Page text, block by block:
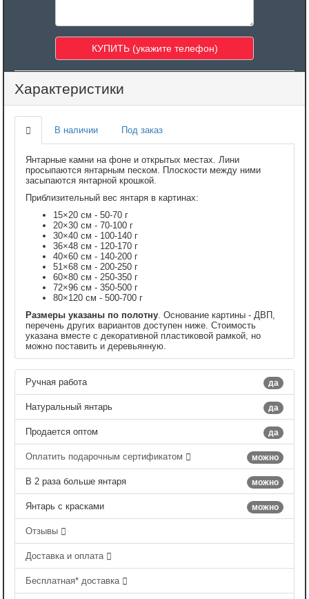
Характеристики
В наличии Под заказ
Янтарные камни на фоне и открытых местах. Лини
просыпаются янтарным песком. Плоскости между ними
засыпаются янтарной крошкой.
Приблизительный вес янтаря в картинах:
15×20 см - 50-70 г
20×30 см - 70-100 г
30×40 см - 100-140 г
36×48 см - 120-170 г
40×60 см - 140-200 г
51×68 см - 200-250 г
60×80 см - 250-350 г
72×96 см - 350-500 г
80×120 см - 500-700 г
Размеры указаны по полотну. Основание картины - ДВП,
перечень других вариантов доступен ниже. Стоимость
указана вместе с декоративной пластиковой рамкой, но
можно поставить и деревьянную.
да
Ручная работа
да
Натуральный янтарь
да
Продается оптом
можно
Оплатить подарочным сертификатом
можно
В 2 раза больше янтаря
можно
Янтарь с красками
Отзывы
Доставка и оплата
Бесплатная* доставка